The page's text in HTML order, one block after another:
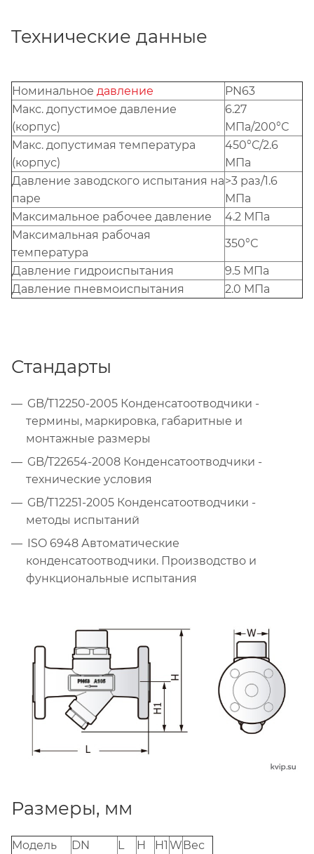
Teхнические данные
Номинальное давление
PN63
Mакс. допустимое давление
(корпус)
6.27
МПа/200°С
Maкс. допустимая температура
(корпус)
450°С/2.6
МПа
Давление заводского испытания на
паре
>3 раз/1.6
МПа
Mаксимальное рабочее давление
4.2 МПа
Maксимальная рабочая
температура
350°С
Давление гидроиспытания
9.5 МПа
Давление пневмоиспытания
2.0 МПа
Стандарты
GB/T12250-2005 Конденсатоотводчики -
термины, маркировка, габаритные и
монтажные размеры
GB/T22654-2008 Конденсатоотводчики -
технические условия
GB/T12251-2005 Конденсатоотводчики -
методы испытаний
ISO 6948 Автоматические
конденсатоотводчики. Производство и
функциональные испытания
Размеры, мм
Moдель DN L H H1 W Вес